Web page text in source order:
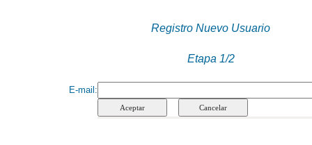
Registro Nuevo Usuario
Etapa 1/2
E-mail :